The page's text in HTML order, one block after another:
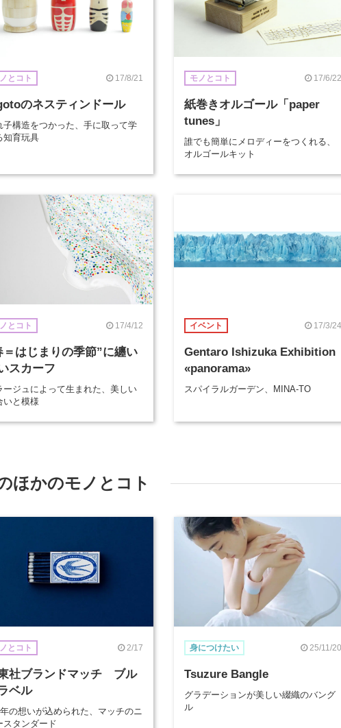
とコト 17/8/21
のネスティンドール
子構造をつかった、手に取って学
知育玩具
モノとコト 17/6/22
紙巻きオルゴール「paper
tunes」
誰でも簡単にメロディーをつくれる、
オルゴールキット
とコト 17/4/12
＝はじまりの季節”に纏い
スカーフ
ージュによって生まれた、美しい
いと模様
イベント 17/3/24
Gentaro Ishizuka Exhibition
«panorama»
スパイラルガーデン、MINA-TO
ほかのモノとコト
とコト 2/17
社ブランドマッチ ブル
ベル
の想いが込められた、マッチのニ
スタンダード
身につけたい 25/11/20
Tsuzure Bangle
グラデーションが美しい綴織のバング
ル